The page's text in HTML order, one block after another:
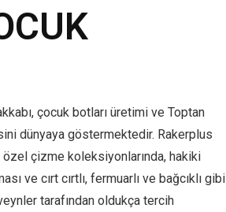
çocuk botları üretimi ve Toptan
dünyaya göstermektedir. Rakerplus
çizme koleksiyonlarında, hakiki
ve cırt cırtlı, fermuarlı ve bağcıklı gibi
tarafından oldukça tercih